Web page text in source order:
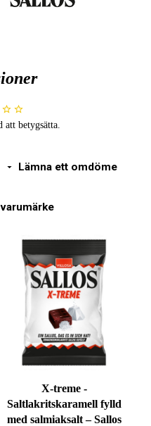
betygsätta.
Lämna ett omdöme
X-treme -
Saltlakritskaramell fylld
med salmiaksalt – Sallos